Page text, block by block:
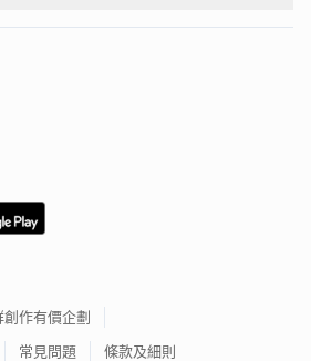
創作有價企劃
常見問題 條款及細則